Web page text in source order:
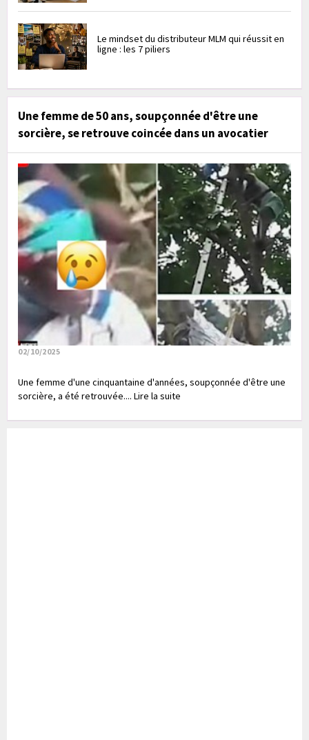
Le mindset du distributeur MLM qui réussit en
ligne : les 7 piliers
Une femme de 50 ans, soupçonnée d'être une
sorcière, se retrouve coincée dans un avocatier
02/10/2025
Une femme d'une cinquantaine d'années, soupçonnée d'être une
sorcière, a été retrouvée.... Lire la suite